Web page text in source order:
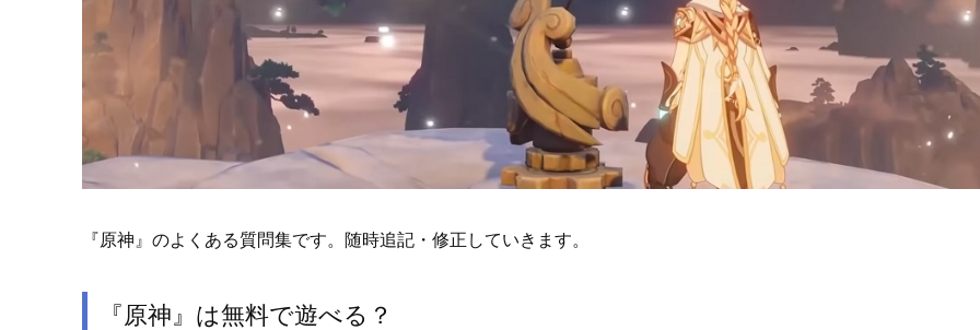
『原神』のよくある質問集です。随時追記・修正していきます。
『原神』は無料で遊べる？